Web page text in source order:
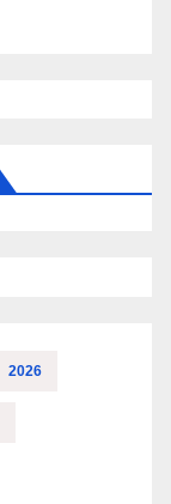
2026